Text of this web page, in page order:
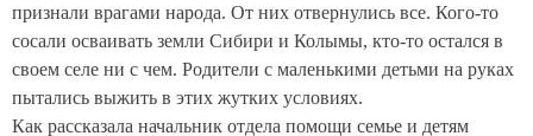
признали врагами народа. От них отвернулись все. Кого-то
сосали осваивать земли Сибири и Колымы, кто-то остался в
своем селе ни с чем. Родители с маленькими детьми на руках
пытались выжить в этих жутких условиях.
Как рассказала начальник отдела помощи семье и детям